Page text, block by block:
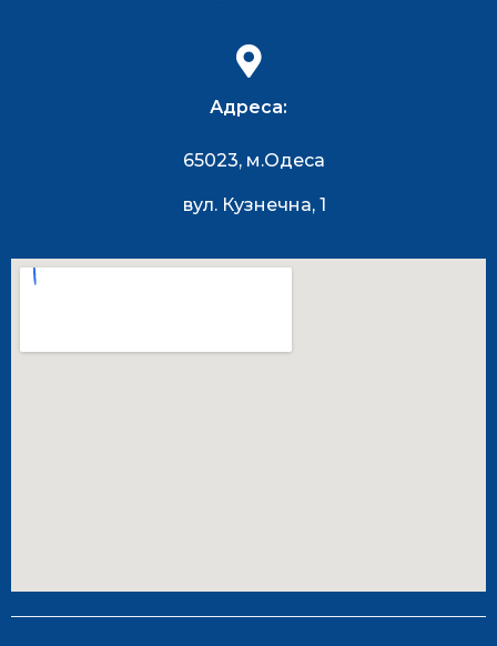
Адреса:
65023, м.Одеса
вул. Кузнечна, 1